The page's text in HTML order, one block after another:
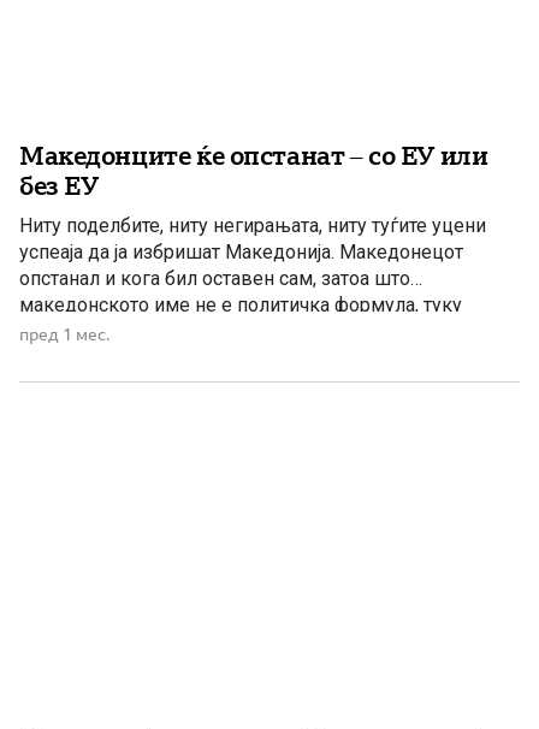
Македонците ќе опстанат – со ЕУ или
без ЕУ
Ниту поделбите, ниту негирањата, ниту туѓите уцени
успеаја да ја избришат Македонија. Македонецот
опстанал и кога бил оставен сам, затоа што
македонското име не е политичка формула, туку
вековна вистина. Македонија Вечна! Преземено од
јуни 2026 година Не знам што ми требаше, но се
пред 1 мес.